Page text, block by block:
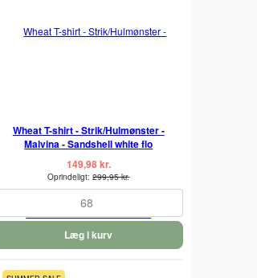
Wheat T-shirt - Strik/Hulmønster -
Malvina - Sandshell white flo
149,98 kr.
Oprindeligt:299,95 kr.
68
Læg i kurv